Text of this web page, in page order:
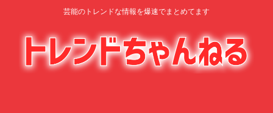
芸能のトレンドな情報を爆速でまとめてます